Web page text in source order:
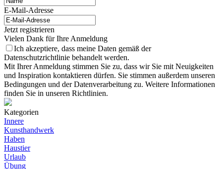
E-Mail-Adresse
Jetzt registrieren
Vielen Dank für Ihre Anmeldung
Ich akzeptiere, dass meine Daten gemäß der
Datenschutzrichtlinie behandelt werden.
Mit Ihrer Anmeldung stimmen Sie zu, dass wir Sie mit Neuigkeiten
und Inspiration kontaktieren dürfen. Sie stimmen außerdem unseren
Bedingungen und der Datenverarbeitung zu. Weitere Informationen
finden Sie in unseren Richtlinien.
Kategorien
Innere
Kunsthandwerk
Haben
Haustier
Urlaub
Übung